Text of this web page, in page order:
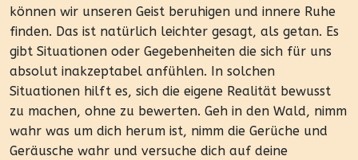
können wir unseren Geist beruhigen und innere Ruhe
finden. Das ist natürlich leichter gesagt, als getan. Es
gibt Situationen oder Gegebenheiten die sich für uns
absolut inakzeptabel anfühlen. In solchen
Situationen hilft es, sich die eigene Realität bewusst
zu machen, ohne zu bewerten. Geh in den Wald, nimm
wahr was um dich herum ist, nimm die Gerüche und
Geräusche wahr und versuche dich auf deine